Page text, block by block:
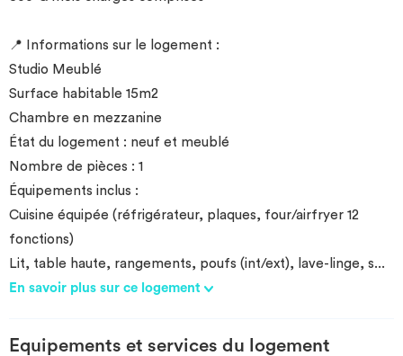
📍 Informations sur le logement :
Studio Meublé
Surface habitable 15m2
Chambre en mezzanine
État du logement : neuf et meublé
Nombre de pièces : 1
Équipements inclus :
Cuisine équipée (réfrigérateur, plaques, four/airfryer 12
fonctions)
Lit, table haute, rangements, poufs (int/ext), lave-linge, s...
En savoir plus sur ce logement
Equipements et services du logement